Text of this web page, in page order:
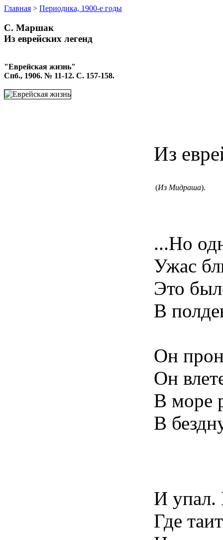
Главная > Периодика, 1900-е годы
С. Маршак
Из еврейских легенд
"Еврейская жизнь"
Спб., 1906. № 11-12. С. 157-158.
Из
(Из Мидраша).
...Но
Ужас
Это
В
Он
Он
В море
В
И упал.
Где